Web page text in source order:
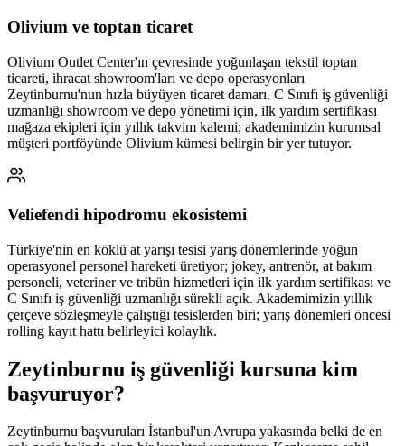
Olivium ve toptan ticaret
Olivium Outlet Center'ın çevresinde yoğunlaşan tekstil toptan
ticareti, ihracat showroom'ları ve depo operasyonları
Zeytinburnu'nun hızla büyüyen ticaret damarı. C Sınıfı iş güvenliği
uzmanlığı showroom ve depo yönetimi için, ilk yardım sertifikası
mağaza ekipleri için yıllık takvim kalemi; akademimizin kurumsal
müşteri portföyünde Olivium kümesi belirgin bir yer tutuyor.
Veliefendi hipodromu ekosistemi
Türkiye'nin en köklü at yarışı tesisi yarış dönemlerinde yoğun
operasyonel personel hareketi üretiyor; jokey, antrenör, at bakım
personeli, veteriner ve tribün hizmetleri için ilk yardım sertifikası ve
C Sınıfı iş güvenliği uzmanlığı sürekli açık. Akademimizin yıllık
çerçeve sözleşmeyle çalıştığı tesislerden biri; yarış dönemleri öncesi
rolling kayıt hattı belirleyici kolaylık.
Zeytinburnu iş güvenliği kursuna kim
başvuruyor?
Zeytinburnu başvuruları İstanbul'un Avrupa yakasında belki de en